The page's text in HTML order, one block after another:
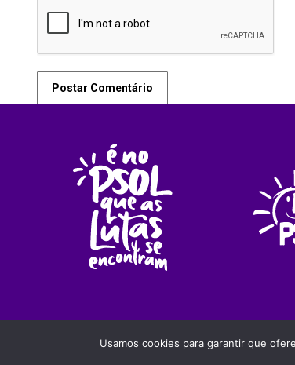
Postar Comentário
PSOLSP 2020 © - Direitos liberados
Usamos cookies para garantir que